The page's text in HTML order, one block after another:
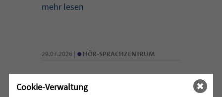
mehr lesen
29.07.2026 | • HÖR-SPRACHZENTRUM
220 Kinder verwandeln
Arnach in eine bunte
Cookie-Verwaltung